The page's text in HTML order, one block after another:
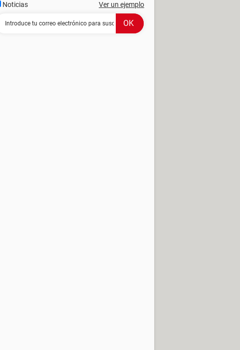
Noticias Ver un ejemplo